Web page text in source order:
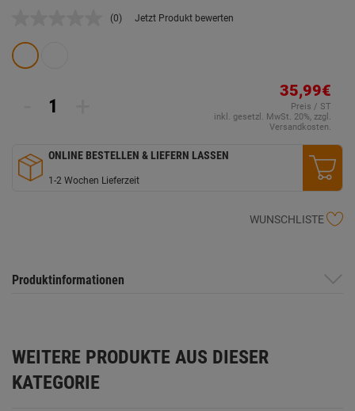
Kein
(0) Jetzt Produkt bewerten
35,99€
Preis / ST
inkl. gesetzl. MwSt. 20%, zzgl.
Versandkosten.
ONLINE BESTELLEN & LIEFERN LASSEN
1-2 Wochen Lieferzeit
WUNSCHLISTE
Produktinformationen
WEITERE PRODUKTE AUS DIESER
KATEGORIE